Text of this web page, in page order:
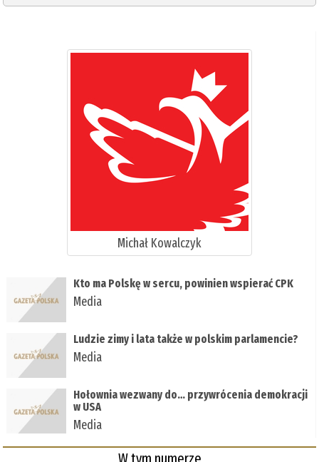
Michał Kowalczyk
Kto ma Polskę w sercu, powinien wspierać CPK
Media
Ludzie zimy i lata także w polskim parlamencie?
Media
Hołownia wezwany do… przywrócenia demokracji
w USA
Media
W tym numerze